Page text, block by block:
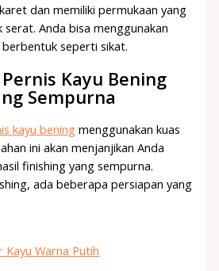
dan memiliki permukaan yang
Anda bisa menggunakan
seperti sikat.
Kayu Bening
Sempurna
kayu bening menggunakan kuas
ini akan menjanjikan Anda
finishing yang sempurna.
ada beberapa persiapan yang
Warna Putih